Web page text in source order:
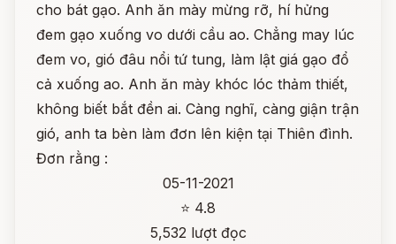
cho bát gạo. Anh ăn mày mừng rỡ, hí hửng
đem gạo xuống vo dưới cầu ao. Chẳng may lúc
đem vo, gió đâu nổi tứ tung, làm lật giá gạo đổ
cả xuống ao. Anh ăn mày khóc lóc thảm thiết,
không biết bắt đền ai. Càng nghĩ, càng giận trận
gió, anh ta bèn làm đơn lên kiện tại Thiên đình.
Đơn rằng :
05-11-2021
⭐ 4.8
5,532 lượt đọc